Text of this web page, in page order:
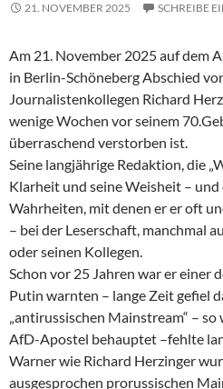
21. NOVEMBER 2025 SCHREIBE
Am 21. November 2025 auf dem
in Berlin-Schöneberg Abschied
Journalistenkollegen Richard
wenige Wochen vor seinem
überraschend verstorben ist.
Seine langjährige Redaktion, die
Klarheit und seine Weisheit –
Wahrheiten, mit denen er er oft
– bei der Leserschaft, manchmal
oder seinen Kollegen.
Schon vor 25 Jahren war er einer
Putin warnten – lange Zeit gefiel
„antirussischen Mainstream“ –
AfD-Apostel behauptet –fehlte
Warner wie Richard Herzinger
ausgesprochen prorussischen